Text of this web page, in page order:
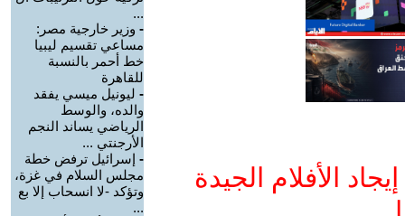
الأفلام الجيدة
...
- وزير خارجية مصر:
مساعي تقسيم ليبيا
خط أحمر بالنسبة
للقاهرة
- ليونيل ميسي يفقد
والده، والوسط
الرياضي يساند النجم
الأرجنتي ...
- إسرائيل ترفض خطة
مجلس السلام في غزة،
وتؤكد -لا انسحاب إلا بع
...